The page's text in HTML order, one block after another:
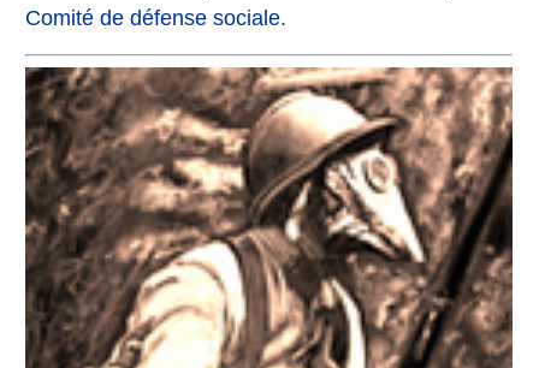
Comité de défense sociale.